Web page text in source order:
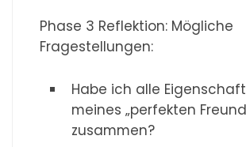
Phase 3 Reflektion: Mögliche
Fragestellungen:
Habe ich alle
meines „perfekten
zusammen?